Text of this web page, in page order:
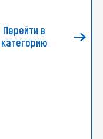
Перейти в
категорию